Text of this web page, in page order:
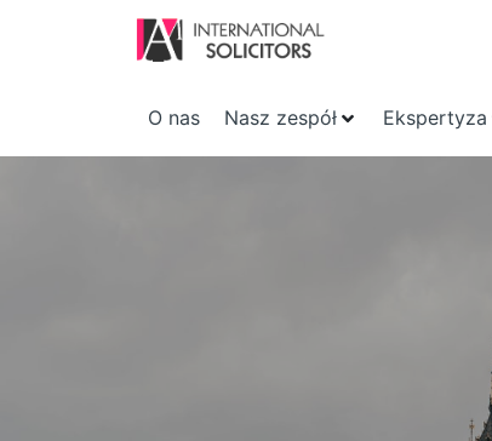
O nas Nasz zespół Ekspertyza